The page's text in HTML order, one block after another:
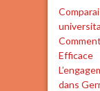
Efficace
dans